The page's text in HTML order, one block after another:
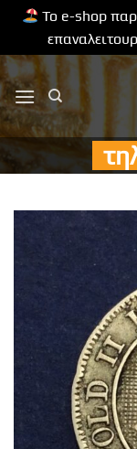
Το e-shop
Μετάβαση
στο
περιεχόμενο